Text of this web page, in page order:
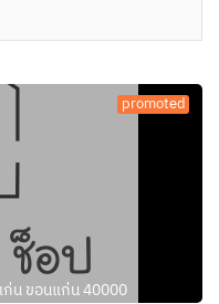
promoted
ก่น ขอนแก่น 40000